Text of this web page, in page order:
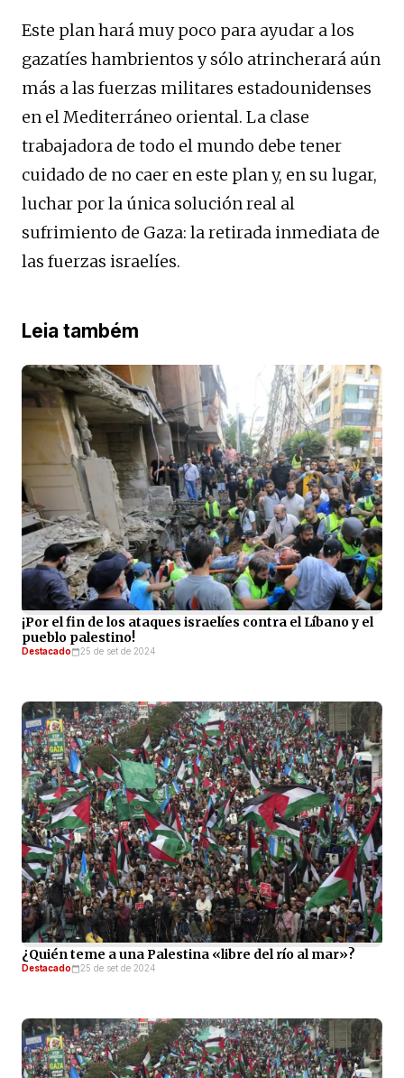
Este plan hará muy poco para ayudar a los
gazatíes hambrientos y sólo atrincherará aún
más a las fuerzas militares estadounidenses
en el Mediterráneo oriental. La clase
trabajadora de todo el mundo debe tener
cuidado de no caer en este plan y, en su lugar,
luchar por la única solución real al
sufrimiento de Gaza: la retirada inmediata de
las fuerzas israelíes.
Leia também
¡Por el fin de los ataques israelíes contra el Líbano y el
pueblo palestino!
Destacado 25 de set de 2024
¿Quién teme a una Palestina «libre del río al mar»?
Destacado 25 de set de 2024